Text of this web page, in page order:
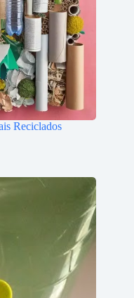
Reciclados